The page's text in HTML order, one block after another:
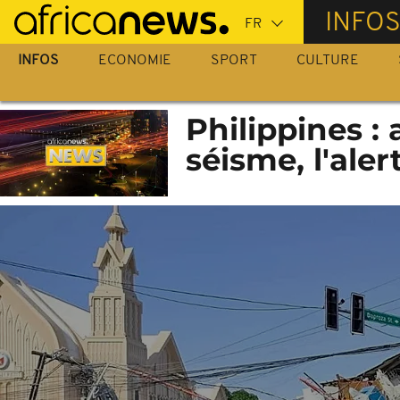
Passer
au
contenu
INFOS
INFOS ECONOMIE SPORT CULTURE
Philippines :
séisme,